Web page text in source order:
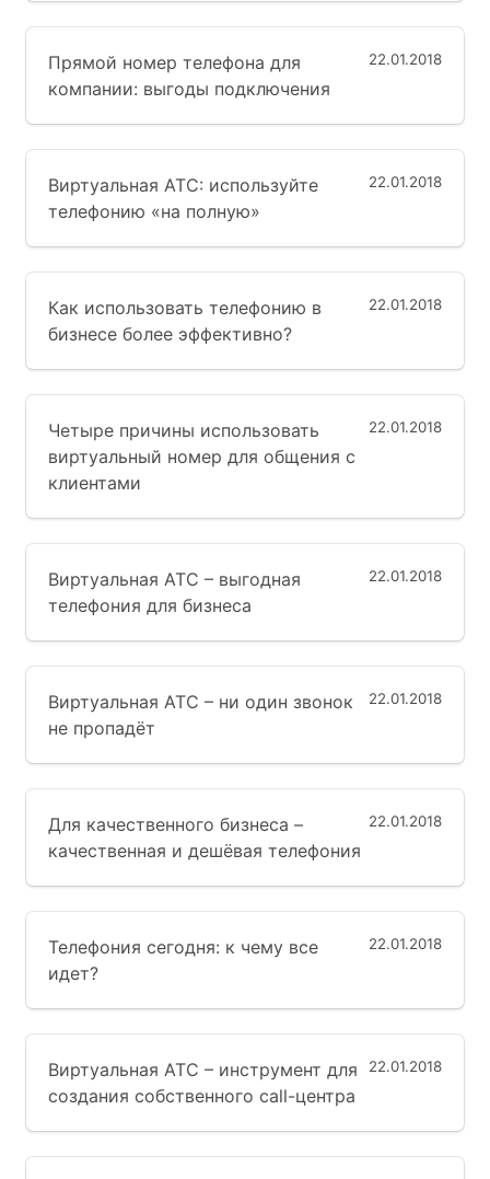
22.01.2018
Прямой номер телефона для
компании: выгоды подключения
22.01.2018
Виртуальная АТС: используйте
телефонию «на полную»
22.01.2018
Как использовать телефонию в
бизнесе более эффективно?
22.01.2018
Четыре причины использовать
виртуальный номер для общения с
клиентами
22.01.2018
Виртуальная АТС – выгодная
телефония для бизнеса
22.01.2018
Виртуальная АТС – ни один звонок
не пропадёт
22.01.2018
Для качественного бизнеса –
качественная и дешёвая телефония
22.01.2018
Телефония сегодня: к чему все
идет?
22.01.2018
Виртуальная АТС – инструмент для
создания собственного call-центра